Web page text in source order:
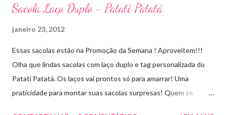
Sacola Laço Duplo - Patati Patatá
janeiro 23, 2012
Essas sacolas estão na Promoção da Semana ! Aproveitem!!!
Olha que lindas sacolas com laço duplo e tag personalizada do
Patati Patatá. Os laços vai prontos só para amarrar! Uma
praticidade para montar suas sacolas surpresas! Quem se